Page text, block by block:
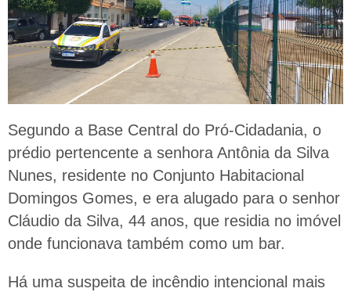
Segundo a Base Central do Pró-Cidadania, o
prédio pertencente a senhora Antônia da Silva
Nunes, residente no Conjunto Habitacional
Domingos Gomes, e era alugado para o senhor
Cláudio da Silva, 44 anos, que residia no imóvel
onde funcionava também como um bar.
Há uma suspeita de incêndio intencional mais